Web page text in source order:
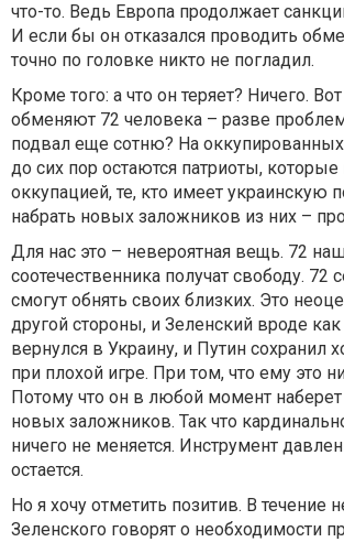
что-то. Ведь Европа продолжает
И если бы он отказался проводить
точно по головке никто не погладил.
Кроме того: а что он теряет? Ничего.
обменяют 72 человека – разве
подвал еще сотню? На
до сих пор остаются патриоты,
оккупацией, те, кто имеет украинскую
набрать новых заложников из них –
Для нас это – невероятная вещь. 72
соотечественника получат свободу. 72
смогут обнять своих близких. Это
другой стороны, и Зеленский вроде как
вернулся в Украину, и Путин сохранил
при плохой игре. При том, что ему это
Потому что он в любой момент наберет
новых заложников. Так что
ничего не меняется. Инструмент
остается.
Но я хочу отметить позитив. В течение
Зеленского говорят о необходимости